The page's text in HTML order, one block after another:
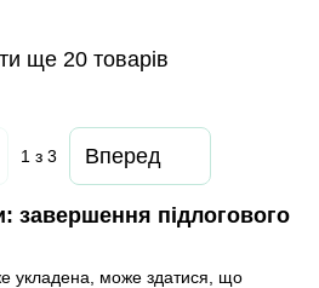
ще 20 товарів
1з 3 Вперед
завершення підлогового
укладена, може здатися, що